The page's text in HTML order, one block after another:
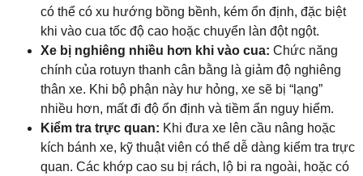
có thể có xu hướng bồng bềnh, kém ổn định, đặc biệt
khi vào cua tốc độ cao hoặc chuyển làn đột ngột.
Xe bị nghiêng nhiều hơn khi vào cua: Chức năng
chính của rotuyn thanh cân bằng là giảm độ nghiêng
thân xe. Khi bộ phận này hư hỏng, xe sẽ bị “lạng”
nhiều hơn, mất đi độ ổn định và tiềm ẩn nguy hiểm.
Kiểm tra trực quan: Khi đưa xe lên cầu nâng hoặc
kích bánh xe, kỹ thuật viên có thể dễ dàng kiểm tra trực
quan. Các khớp cao su bị rách, lộ bi ra ngoài, hoặc có